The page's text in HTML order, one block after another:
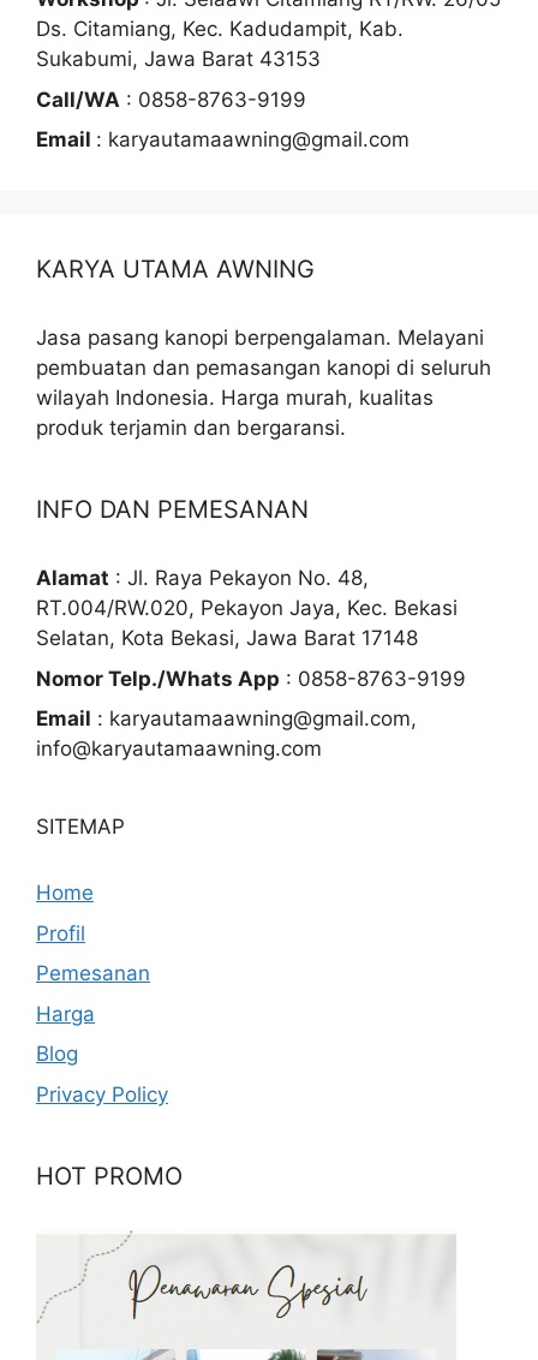
Ds. Citamiang, Kec. Kadudampit, Kab.
Sukabumi, Jawa Barat 43153
Call/WA : 0858-8763-9199
Email : karyautamaawning@gmail.com
KARYA UTAMA AWNING
Jasa pasang kanopi berpengalaman. Melayani
pembuatan dan pemasangan kanopi di seluruh
wilayah Indonesia. Harga murah, kualitas
produk terjamin dan bergaransi.
INFO DAN PEMESANAN
Alamat : Jl. Raya Pekayon No. 48,
RT.004/RW.020, Pekayon Jaya, Kec. Bekasi
Selatan, Kota Bekasi, Jawa Barat 17148
Nomor Telp./Whats App : 0858-8763-9199
Email : karyautamaawning@gmail.com,
info@karyautamaawning.com
SITEMAP
Home
Profil
Pemesanan
Harga
Blog
Privacy Policy
HOT PROMO